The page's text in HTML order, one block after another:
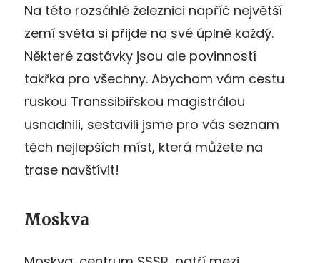
Na této rozsáhlé železnici napříč největší
zemí světa si přijde na své úplně každý.
Některé zastávky jsou ale povinností
takřka pro všechny. Abychom vám cestu
ruskou Transsibiřskou magistrálou
usnadnili, sestavili jsme pro vás seznam
těch nejlepších míst, která můžete na
trase navštívit!
Moskva